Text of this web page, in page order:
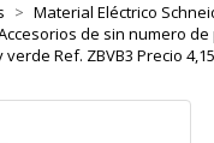
Material Eléctrico
de sin numero de
Ref. ZBVB3 Precio